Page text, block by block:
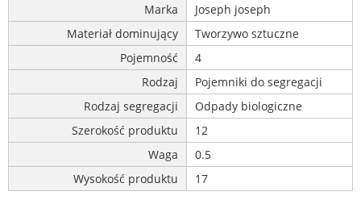
Marka
Joseph joseph
Materiał dominujący
Tworzywo sztuczne
Pojemność
4
Rodzaj
Pojemniki do segregacji
Rodzaj segregacji
Odpady biologiczne
Szerokość produktu
12
Waga
0.5
Wysokość produktu
17